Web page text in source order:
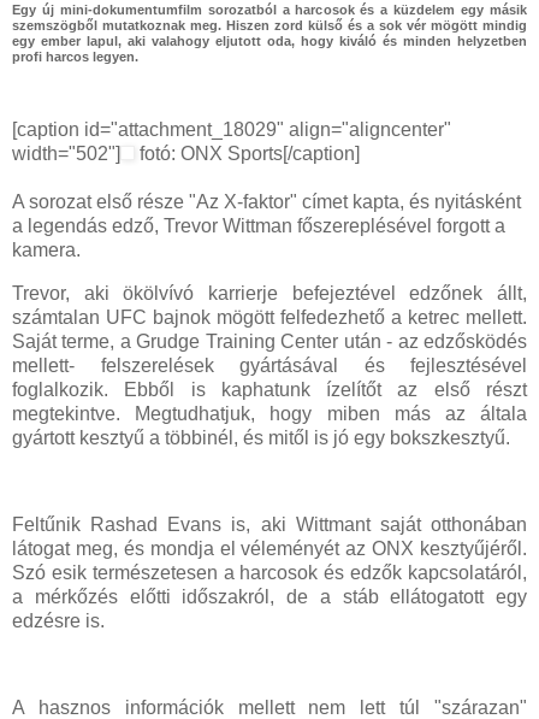
Egy új mini-dokumentumfilm sorozatból a harcosok és a küzdelem egy másik
szemszögből mutatkoznak meg. Hiszen zord külső és a sok vér mögött mindig
egy ember lapul, aki valahogy eljutott oda, hogy kiváló és minden helyzetben
profi harcos legyen.
[caption id="attachment_18029" align="aligncenter"
width="502"]
fotó: ONX Sports[/caption]
A sorozat első része "Az X-faktor" címet kapta, és nyitásként
a legendás edző, Trevor Wittman főszereplésével forgott a
kamera.
Trevor, aki ökölvívó karrierje befejeztével edzőnek állt,
számtalan UFC bajnok mögött felfedezhető a ketrec mellett.
Saját terme, a Grudge Training Center után - az edzősködés
mellett- felszerelések gyártásával és fejlesztésével
foglalkozik. Ebből is kaphatunk ízelítőt az első részt
megtekintve. Megtudhatjuk, hogy miben más az általa
gyártott kesztyű a többinél, és mitől is jó egy bokszkesztyű.
Feltűnik Rashad Evans is, aki Wittmant saját otthonában
látogat meg, és mondja el véleményét az ONX kesztyűjéről.
Szó esik természetesen a harcosok és edzők kapcsolatáról,
a mérkőzés előtti időszakról, de a stáb ellátogatott egy
edzésre is.
A hasznos információk mellett nem lett túl "szárazan"